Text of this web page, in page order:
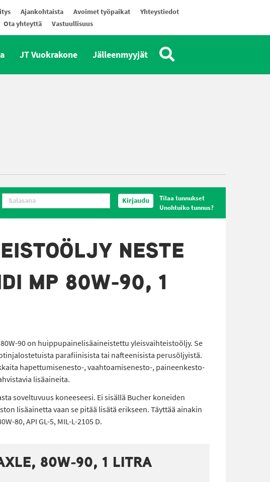
Ajankohtaista Avoimet työpaikat
Yhteystiedot
Ota yhteyttä
Vastuullisuus
JT Vuokrakone Jälleenmyyjät
Kirjaudu
Tilaa tunnukset
Unohtuiko tunnus?
NESTE
MP 80W-90, 1
90 on huippupainelisäaineistettu yleisvaihteistoöljy. Se
parafiinisista tai nafteenisista perusöljyistä.
hapettumisenesto-, vaahtoamisenesto-, paineenkesto-
lisäaineita.
soveltuvuus koneeseesi. Ei sisällä Bucher koneiden
lisäainetta vaan se pitää lisätä erikseen. Täyttää ainakin
80, API GL-5, MIL-L-2105 D.
80W-90, 1 LITRA